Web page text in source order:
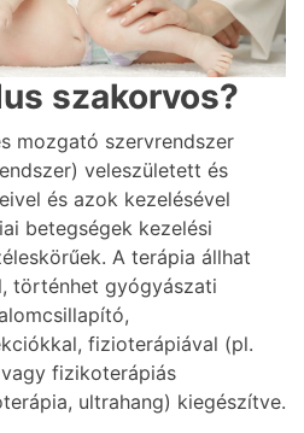
szakorvos?
mozgató szervrendszer
veleszületett és
és azok kezelésével
betegségek kezelési
A terápia állhat
történhet gyógyászati
fizioterápiával (pl.
fizikoterápiás
ultrahang) kiegészítve.